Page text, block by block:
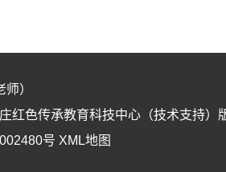
）
红色传承教育科技中心（技术支持）
号 XML地图